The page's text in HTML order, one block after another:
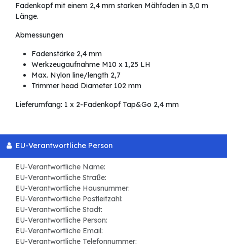
Fadenkopf mit einem 2,4 mm starken Mähfaden in 3,0 m
Länge.
Abmessungen
Fadenstärke 2,4 mm
Werkzeugaufnahme M10 x 1,25 LH
Max. Nylon line/length 2,7
Trimmer head Diameter 102 mm
Lieferumfang: 1 x 2-Fadenkopf Tap&Go 2,4 mm
EU-Verantwortliche Person
EU-Verantwortliche Name:
EU-Verantwortliche Straße:
EU-Verantwortliche Hausnummer:
EU-Verantwortliche Postleitzahl:
EU-Verantwortliche Stadt:
EU-Verantwortliche Person:
EU-Verantwortliche Email:
EU-Verantwortliche Telefonnummer: